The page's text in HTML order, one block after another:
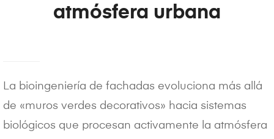
atmósfera urbana
La bioingeniería de fachadas evoluciona más allá
de «muros verdes decorativos» hacia sistemas
biológicos que procesan activamente la atmósfera